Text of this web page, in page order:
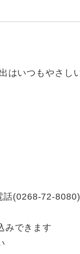
いつもやさしい
(0268-72-
みできます